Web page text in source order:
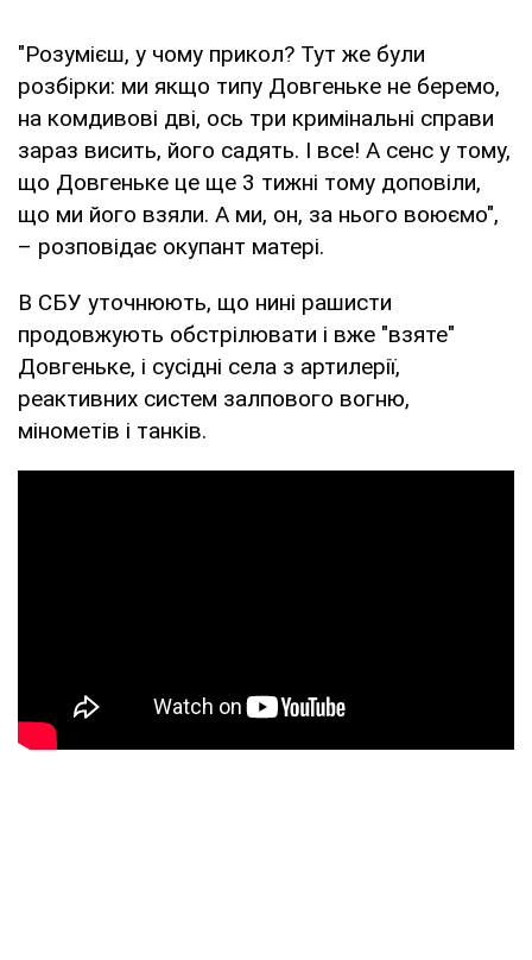
"Розумієш, у чому прикол? Тут же були
розбірки: ми якщо типу Довгеньке не беремо,
на комдивові дві, ось три кримінальні справи
зараз висить, його садять. І все! А сенс у тому,
що Довгеньке це ще 3 тижні тому доповіли,
що ми його взяли. А ми, он, за нього воюємо",
– розповідає окупант матері.
В СБУ уточнюють, що нині рашисти
продовжують обстрілювати і вже "взяте"
Довгеньке, і сусідні села з артилерії,
реактивних систем залпового вогню,
мінометів і танків.